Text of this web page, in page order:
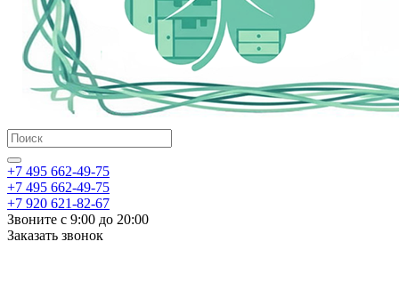
+7 495 662-49-75
+7 495 662-49-75
+7 920 621-82-67
Звоните с 9:00 до 20:00
Заказать звонок